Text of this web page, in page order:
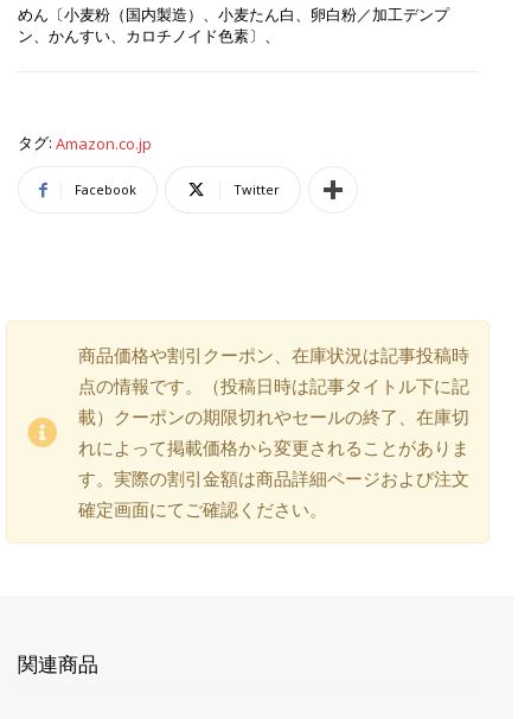
めん〔小麦粉（国内製造）、小麦たん白、卵白粉／加工デンプ
ン、かんすい、カロチノイド色素〕、
タグ: Amazon.co.jp
Facebook Twitter
商品価格や割引クーポン、在庫状況は記事投稿時
点の情報です。（投稿日時は記事タイトル下に記
載）クーポンの期限切れやセールの終了、在庫切
れによって掲載価格から変更されることがありま
す。実際の割引金額は商品詳細ページおよび注文
確定画面にてご確認ください。
関連商品